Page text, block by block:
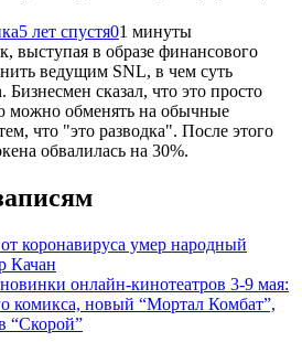
5 лет спустя01 минуты
выступая в образе финансового
ведущим SNL, в чем суть
сказал, что это просто
можно обменять на обычные
что "это разводка". После этого
обвалилась на 30%.
коронавируса умер народный
Качан
онлайн-кинотеатров 3-9 мая:
комикса, новый “Мортал Комбат”,
“Скорой”